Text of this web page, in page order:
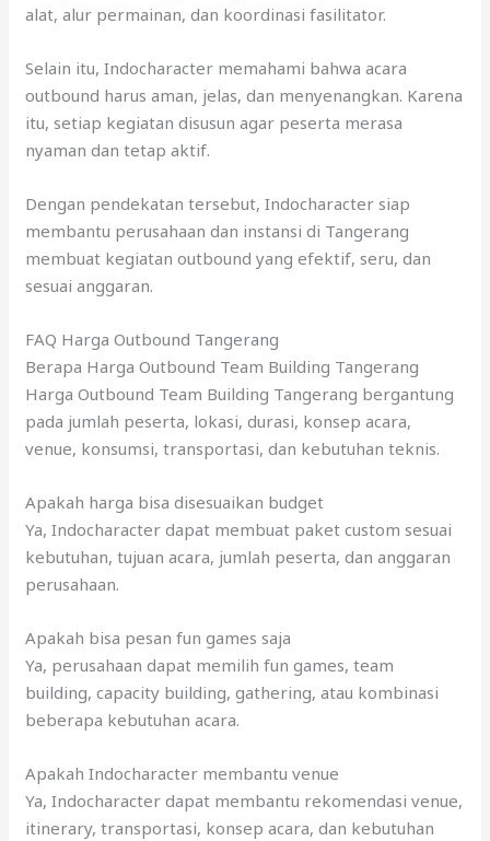
alat, alur permainan, dan koordinasi fasilitator.
Selain itu, Indocharacter memahami bahwa acara
outbound harus aman, jelas, dan menyenangkan. Karena
itu, setiap kegiatan disusun agar peserta merasa
nyaman dan tetap aktif.
Dengan pendekatan tersebut, Indocharacter siap
membantu perusahaan dan instansi di Tangerang
membuat kegiatan outbound yang efektif, seru, dan
sesuai anggaran.
FAQ Harga Outbound Tangerang
Berapa Harga Outbound Team Building Tangerang
Harga Outbound Team Building Tangerang bergantung
pada jumlah peserta, lokasi, durasi, konsep acara,
venue, konsumsi, transportasi, dan kebutuhan teknis.
Apakah harga bisa disesuaikan budget
Ya, Indocharacter dapat membuat paket custom sesuai
kebutuhan, tujuan acara, jumlah peserta, dan anggaran
perusahaan.
Apakah bisa pesan fun games saja
Ya, perusahaan dapat memilih fun games, team
building, capacity building, gathering, atau kombinasi
beberapa kebutuhan acara.
Apakah Indocharacter membantu venue
Ya, Indocharacter dapat membantu rekomendasi venue,
itinerary, transportasi, konsep acara, dan kebutuhan